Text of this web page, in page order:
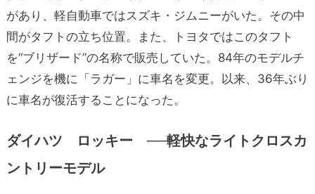
があり、軽自動車ではスズキ・ジムニーがいた。その中
間がタフトの立ち位置。また、トヨタではこのタフト
を“ブリザード”の名称で販売していた。84年のモデルチ
ェンジを機に「ラガー」に車名を変更。以来、36年ぶり
に車名が復活することになった。
ダイハツ ロッキー ──軽快なライトクロスカ
ントリーモデル